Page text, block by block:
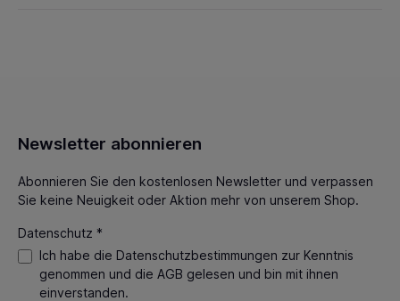
Newsletter abonnieren
Abonnieren Sie den kostenlosen Newsletter und verpassen
Sie keine Neuigkeit oder Aktion mehr von unserem Shop.
Datenschutz *
Ich habe die Datenschutzbestimmungen zur Kenntnis
genommen und die AGB gelesen und bin mit ihnen
einverstanden.